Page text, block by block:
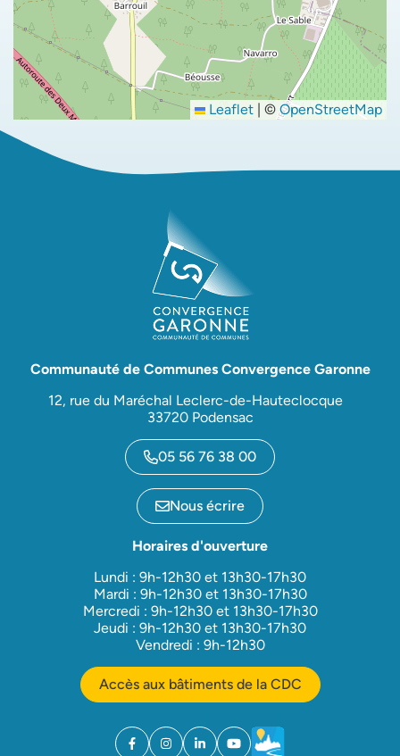
Leaflet | ©OpenStreetMap
Communauté de Communes Convergence Garonne
12, rue du Maréchal Leclerc-de-Hauteclocque
33720 Podensac
05 56 76 38 00
Nous écrire
Horaires d'ouverture
Lundi : 9h-12h30 et 13h30-17h30
Mardi : 9h-12h30 et 13h30-17h30
Mercredi : 9h-12h30 et 13h30-17h30
Jeudi : 9h-12h30 et 13h30-17h30
Vendredi : 9h-12h30
Accès aux bâtiments de la CDC
Facebook
(ouverture dans un nouvel onglet)
Instagram
(ouverture dans un nouvel onglet)
Linkedin
(ouverture dans un nouvel onglet)
YouTube
(ouverture dans un nouvel
Météo
(ouverture dans un